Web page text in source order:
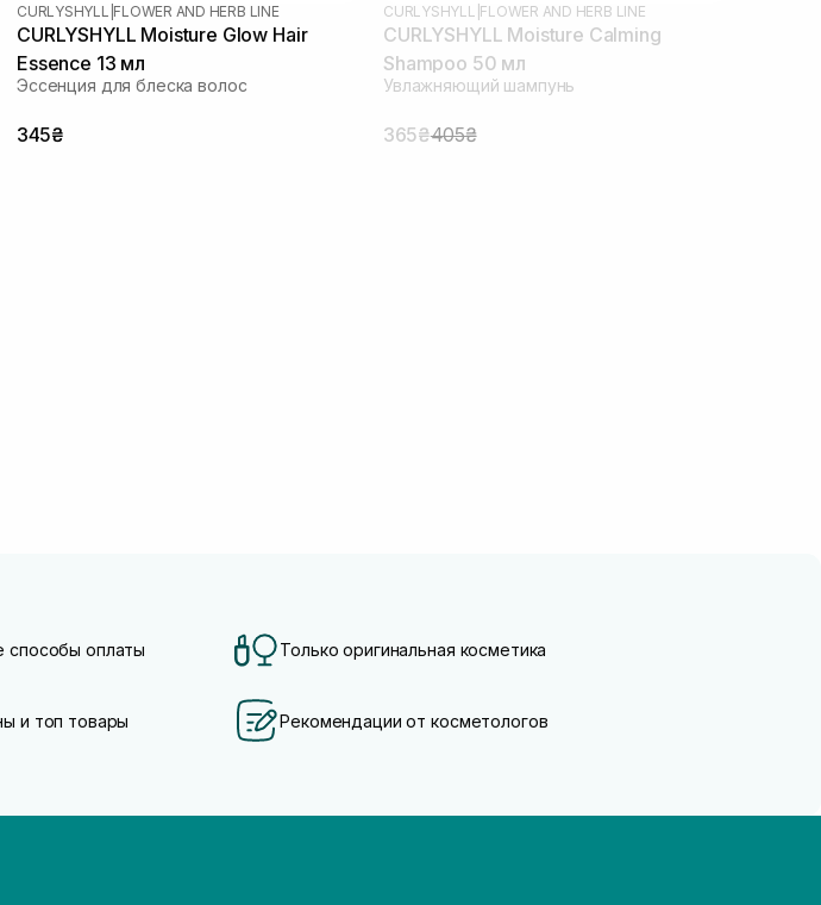
CURLYSHYLL FLOWER AND HERB LINE
CURLYSHYLL Moisture Glow Hair
Essence 13 мл
Эссенция для блеска волос
345₴
CURLYSHYLL FLOWER AND HERB LINE
CURLYSHYLL Moisture Calming
Shampoo 50 мл
Увлажняющий шампунь
365₴405₴
способы оплаты Только оригинальная косметика
и топ товары Рекомендации от косметологов